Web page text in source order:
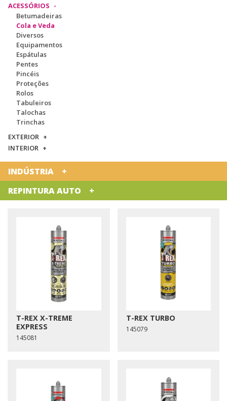
ACESSÓRIOS
Betumadeiras
Cola e Veda
Diversos
Equipamentos
Espátulas
Pentes
Pincéis
Proteções
Rolos
Tabuleiros
Talochas
Trinchas
EXTERIOR
INTERIOR
INDÚSTRIA
REPINTURA AUTO
T-REX X-TREME
EXPRESS
145081
T-REX TURBO
145079